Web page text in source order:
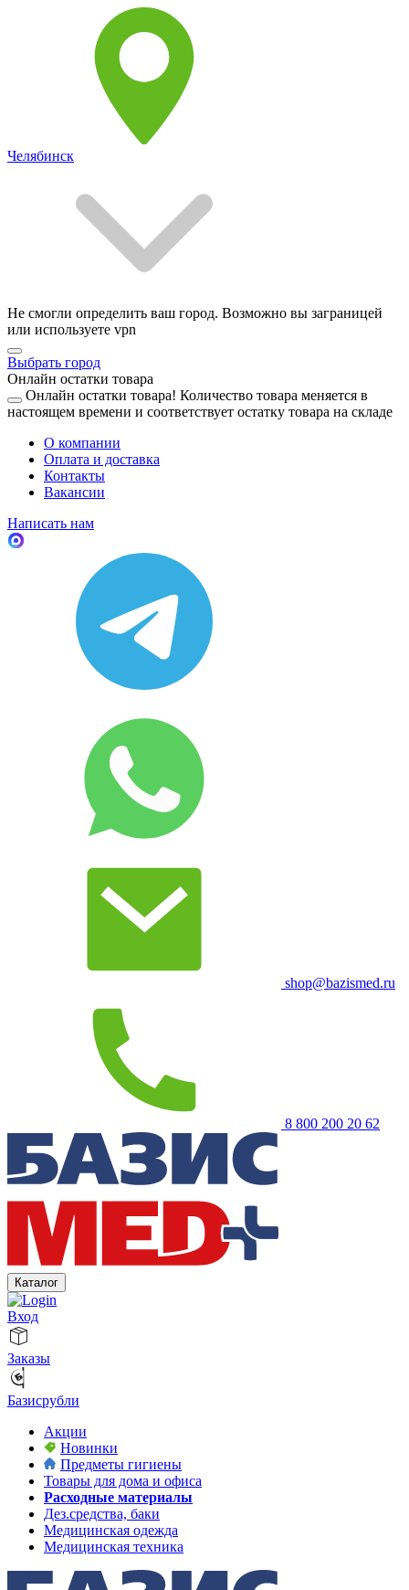
Челябинск
Не смогли определить ваш город. Возможно вы заграницей
или используете vpn
Выбрать город
Онлайн остатки товара
Онлайн остатки товара! Количество товара меняется в
настоящем времени и соответствует остатку товара на складе
О компании
Оплата и доставка
Контакты
Вакансии
Написать нам
shop@bazismed.ru
8 800 200 20 62
Каталог
Вход
Заказы
Базисрубли
Акции
Новинки
Предметы гигиены
Товары для дома и офиса
Расходные материалы
Дез.средства, баки
Медицинская одежда
Медицинская техника